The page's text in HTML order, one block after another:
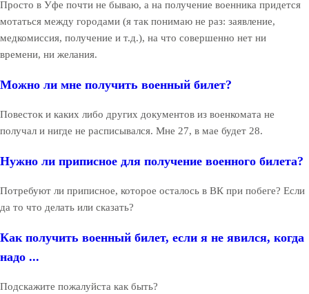
Просто в Уфе почти не бываю, а на получение военника придется
мотаться между городами (я так понимаю не раз: заявление,
медкомиссия, получение и т.д.), на что совершенно нет ни
времени, ни желания.
Можно ли мне получить военный билет?
Повесток и каких либо других документов из военкомата не
получал и нигде не расписывался. Мне 27, в мае будет 28.
Нужно ли приписное для получение военного билета?
Потребуют ли приписное, которое осталось в ВК при побеге? Если
да то что делать или сказать?
Как получить военный билет, если я не явился, когда
надо ...
Подскажите пожалуйста как быть?